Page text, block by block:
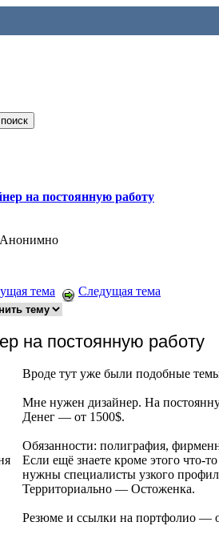
на постоянную работу
тема Следущая тема
на постоянную работу
Вроде тут уже были подобные
Мне нужен дизайнер. На
Денег — от 1500$.
Обязанности: полиграфия,
Если ещё знаете кроме этого что-
нужны специалисты узкого
Территориально — Остоженка.
Резюме и ссылки на портфолио —